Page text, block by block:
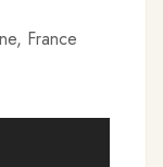
France